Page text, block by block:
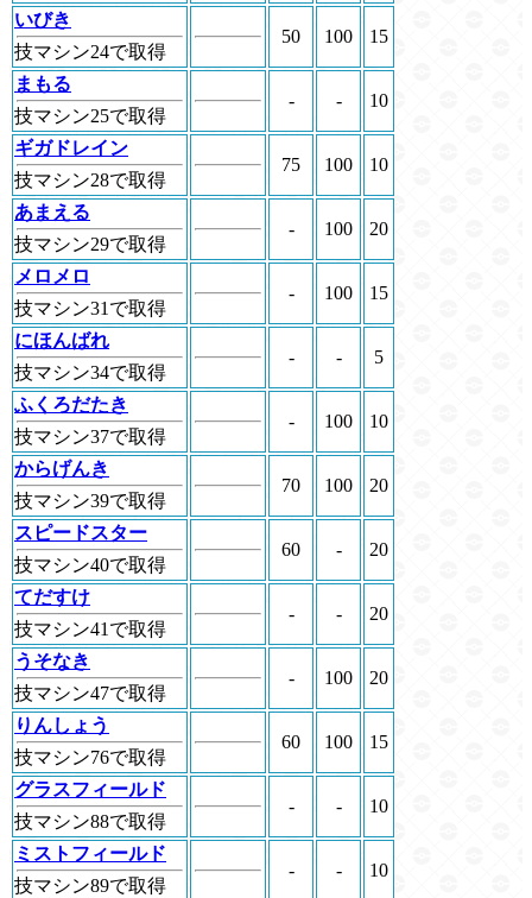
いびき
技マシン24で取得
50 100 15
まもる
技マシン25で取得
- - 10
ギガドレイン
技マシン28で取得
75 100 10
あまえる
技マシン29で取得
- 100 20
メロメロ
技マシン31で取得
- 100 15
にほんばれ
技マシン34で取得
- - 5
ふくろだたき
技マシン37で取得
- 100 10
からげんき
技マシン39で取得
70 100 20
スピードスター
技マシン40で取得
60 - 20
てだすけ
技マシン41で取得
- - 20
うそなき
技マシン47で取得
- 100 20
りんしょう
技マシン76で取得
60 100 15
グラスフィールド
技マシン88で取得
- - 10
ミストフィールド
技マシン89で取得
- - 10